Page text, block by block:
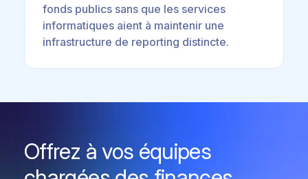
fonds publics sans que les services
informatiques aient à maintenir une
infrastructure de reporting distincte.
Offrez à vos équipes